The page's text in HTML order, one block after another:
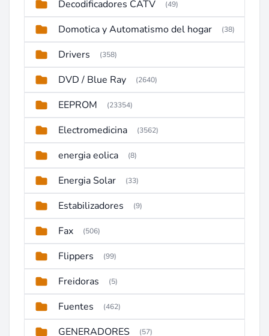
Decodificadores CATV (49)
Domotica y Automatismo del hogar (38)
Drivers (358)
DVD / Blue Ray (2640)
EEPROM (23354)
Electromedicina (3562)
energia eolica (8)
Energia Solar (33)
Estabilizadores (9)
Fax (506)
Flippers (99)
Freidoras (5)
Fuentes (462)
GENERADORES (57)